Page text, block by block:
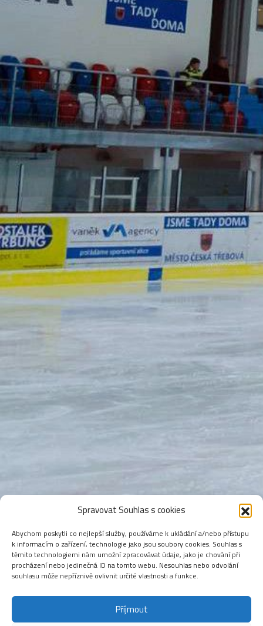
Spravovat Souhlas s cookies
Abychom poskytli co nejlepší služby, používáme k ukládání a/nebo přístupu
k informacím o zařízení, technologie jako jsou soubory cookies. Souhlas s
těmito technologiemi nám umožní zpracovávat údaje, jako je chování při
procházení nebo jedinečná ID na tomto webu. Nesouhlas nebo odvolání
souhlasu může nepříznivě ovlivnit určité vlastnosti a funkce.
Příjmout